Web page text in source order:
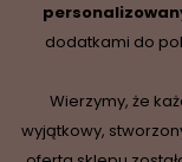
dodatkami do
Wierzymy, że
wyjątkowy,